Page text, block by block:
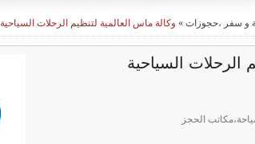
و سفر ،حجوزات » وكالة ماس العالمية لتنظيم الرحلات السياحية
الرحلات السياحية
الحجز